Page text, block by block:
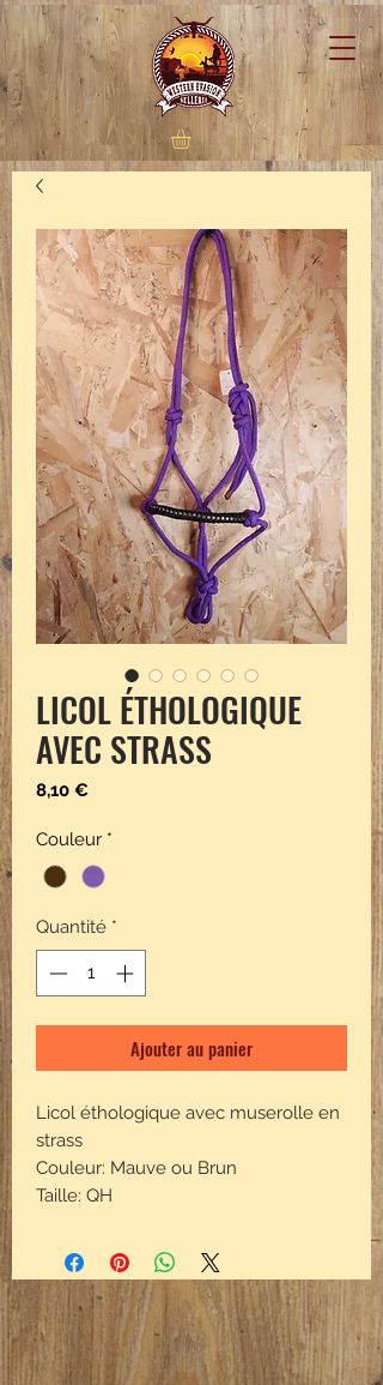
LICOL ÉTHOLOGIQUE
AVEC STRASS
8,10 €Prix
Couleur *
Quantité *
Ajouter au panier
Licol éthologique avec muserolle en
strass
Couleur: Mauve ou Brun
Taille: QH